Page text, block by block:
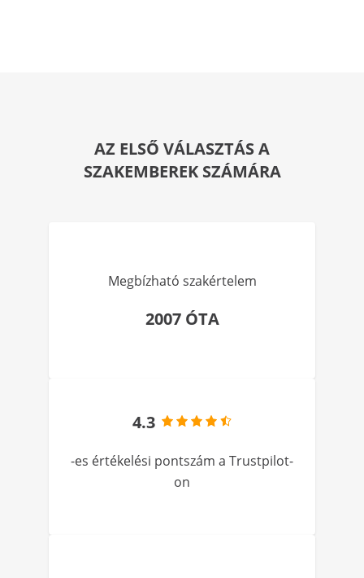
AZ ELSŐ VÁLASZTÁS A
SZAKEMBEREK SZÁMÁRA
Megbízható szakértelem
2007 ÓTA
4.3
-es értékelési pontszám a Trustpilot-
on